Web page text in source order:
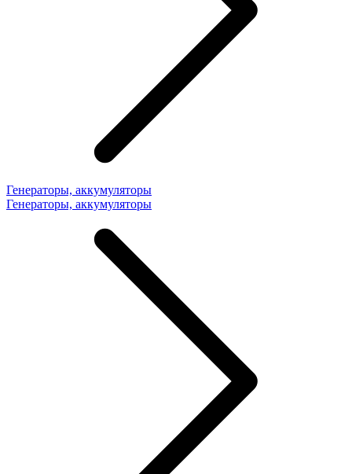
Генераторы, аккумуляторы
Генераторы, аккумуляторы